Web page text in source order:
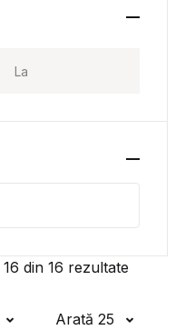
16 din 16 rezultate
Arată 25